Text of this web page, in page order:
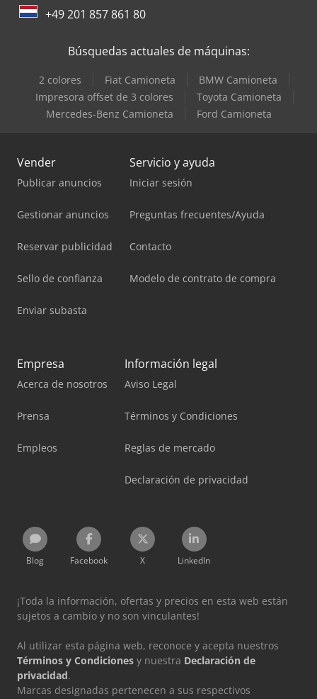
+49 201 857 861 80
Búsquedas actuales de máquinas:
2 colores Fiat Camioneta
BMW Camioneta
Impresora offset de 3 colores
Toyota Camioneta
Mercedes-Benz Camioneta
Ford Camioneta
Vender
Publicar anuncios
Gestionar anuncios
Reservar publicidad
Sello de confianza
Enviar subasta
Servicio y ayuda
Iniciar sesión
Preguntas frecuentes/Ayuda
Contacto
Modelo de contrato de compra
Empresa
Acerca de nosotros
Prensa
Empleos
Información legal
Aviso Legal
Términos y Condiciones
Reglas de mercado
Declaración de privacidad
Blog Facebook X LinkedIn
¡Toda la información, ofertas y precios en esta web están
sujetos a cambio y no son vinculantes!
Al utilizar esta página web, reconoce y acepta nuestros
Términos y Condiciones y nuestra Declaración de
privacidad.
Marcas designadas pertenecen a sus respectivos